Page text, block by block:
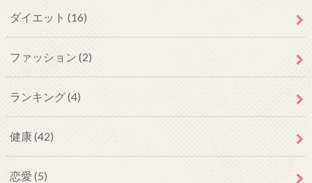
ダイエット (16)
ファッション (2)
ランキング(4)
健康(42)
恋愛 (5)